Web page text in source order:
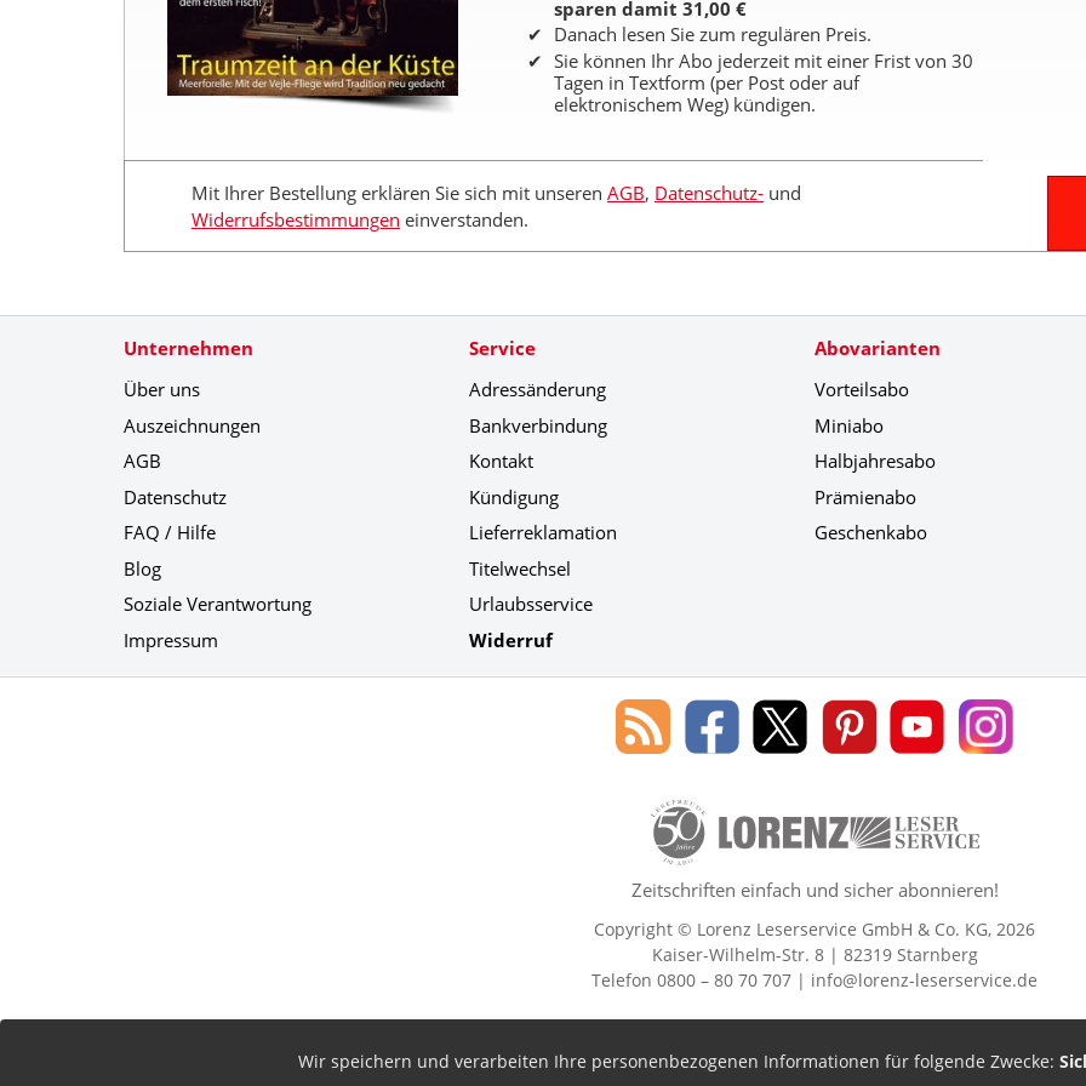
sparen damit 31,00 €
Danach lesen Sie zum regulären Preis.
Sie können Ihr Abo jederzeit mit einer Frist von 30
Tagen in Textform (per Post oder auf
elektronischem Weg) kündigen.
Mit Ihrer Bestellung erklären Sie sich mit unseren AGB, Datenschutz- und
Widerrufsbestimmungen einverstanden.
Unternehmen
Über uns
Auszeichnungen
AGB
Datenschutz
FAQ / Hilfe
Blog
Soziale Verantwortung
Impressum
Service
Adressänderung
Bankverbindung
Kontakt
Kündigung
Lieferreklamation
Titelwechsel
Urlaubsservice
Widerruf
Abovarianten
Vorteilsabo
Miniabo
Halbjahresabo
Prämienabo
Geschenkabo
Blog
des
Lorenz
Leserservice
Lorenz
Leserservice
Lorenz
Leserservice
Lorenz
Leserservice
Lorenz
50 Lesefreude im Abo Jahre
Zeitschriften einfach und sicher abonnieren!
Copyright © Lorenz Leserservice GmbH & Co. KG, 2026
Kaiser-Wilhelm-Str. 8 | 82319 Starnberg
Telefon 0800 – 80 70 707 | info@lorenz-leserservice.de
Wir speichern und verarbeiten Ihre personenbezogenen Informationen für folgende Zwecke: